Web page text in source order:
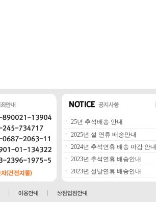
ㆍ 25년 추석배송 안내
ㆍ 2025년 설 연휴 배송안내
ㆍ 2024년 추석연휴 배송 마감 안내
ㆍ 2023년 추석연휴 배송안내
ㆍ 2023년 설날연휴 배송안내